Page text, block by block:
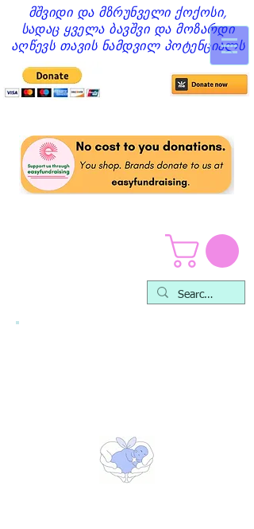
მშვიდი და მზრუნველი ქოქოსი,
სადაც ყველა ბავშვი და მოზარდი
აღწევს თავის ნამდვილ პოტენციალს